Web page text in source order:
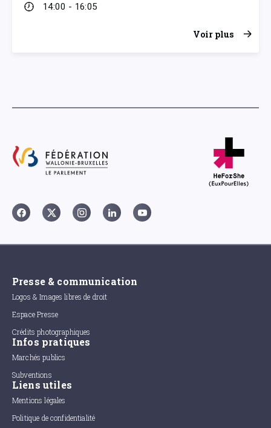
14:00 - 16:05
Voir plus
Presse & communication
Logos & Images libres de droit
Espace Presse
Crédits photographiques
Infos pratiques
Marchés publics
Subventions
Liens utiles
Mentions légales
Politique de confidentialité